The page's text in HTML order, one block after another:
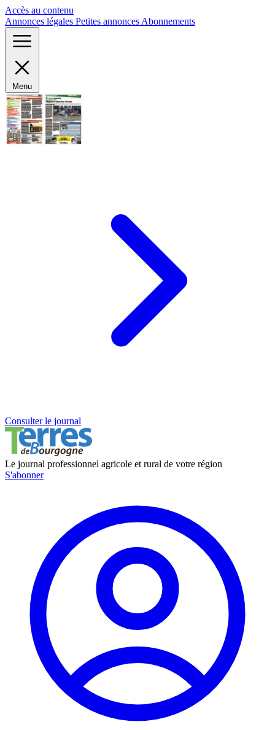
Accès au contenu
Annonces légales Petites annonces Abonnements
Menu
Consulter le journal
Le journal professionnel agricole et rural de votre région
S'abonner
Panneau de gestion des cookies